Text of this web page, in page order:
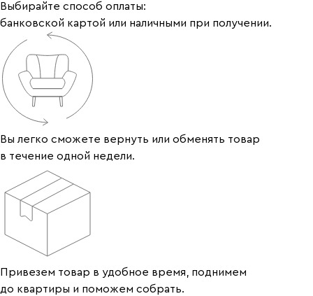
Выбирайте способ оплаты:
банковской картой или наличными при получении.
Вы легко сможете вернуть или обменять товар
в течение одной недели.
Привезем товар в удобное время, поднимем
до квартиры и поможем собрать.